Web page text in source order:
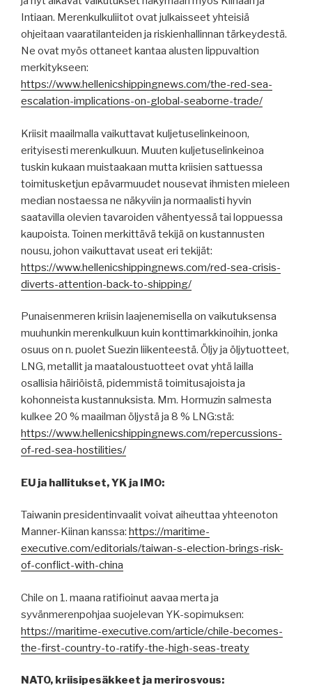
Intiaan. Merenkulkuliitot ovat julkaisseet yhteisiä
ohjeitaan vaaratilanteiden ja riskienhallinnan tärkeydestä.
Ne ovat myös ottaneet kantaa alusten lippuvaltion
merkitykseen:
https://www.hellenicshippingnews.com/the-red-sea-
escalation-implications-on-global-seaborne-trade/
Kriisit maailmalla vaikuttavat kuljetuselinkeinoon,
erityisesti merenkulkuun. Muuten kuljetuselinkeinoa
tuskin kukaan muistaakaan mutta kriisien sattuessa
toimitusketjun epävarmuudet nousevat ihmisten mieleen
median nostaessa ne näkyviin ja normaalisti hyvin
saatavilla olevien tavaroiden vähentyessä tai loppuessa
kaupoista. Toinen merkittävä tekijä on kustannusten
nousu, johon vaikuttavat useat eri tekijät:
https://www.hellenicshippingnews.com/red-sea-crisis-
diverts-attention-back-to-shipping/
Punaisenmeren kriisin laajenemisella on vaikutuksensa
muuhunkin merenkulkuun kuin konttimarkkinoihin, jonka
osuus on n. puolet Suezin liikenteestä. Öljy ja öljytuotteet,
LNG, metallit ja maataloustuotteet ovat yhtä lailla
osallisia häiriöistä, pidemmistä toimitusajoista ja
kohonneista kustannuksista. Mm. Hormuzin salmesta
kulkee 20 % maailman öljystä ja 8 % LNG:stä:
https://www.hellenicshippingnews.com/repercussions-
of-red-sea-hostilities/
EU ja hallitukset, YK ja IMO:
Taiwanin presidentinvaalit voivat aiheuttaa yhteenoton
Manner-Kiinan kanssa: https://maritime-
executive.com/editorials/taiwan-s-election-brings-risk-
of-conflict-with-china
Chile on 1. maana ratifioinut aavaa merta ja
syvänmerenpohjaa suojelevan YK-sopimuksen:
https://maritime-executive.com/article/chile-becomes-
the-first-country-to-ratify-the-high-seas-treaty
NATO, kriisipesäkkeet ja merirosvous: